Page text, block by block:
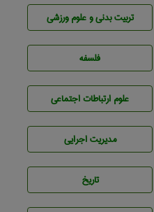
تربيت بدنی و علوم ورزشی
فلسفه
علوم ارتباطات اجتماعی
مديريت اجرايی
تاريخ